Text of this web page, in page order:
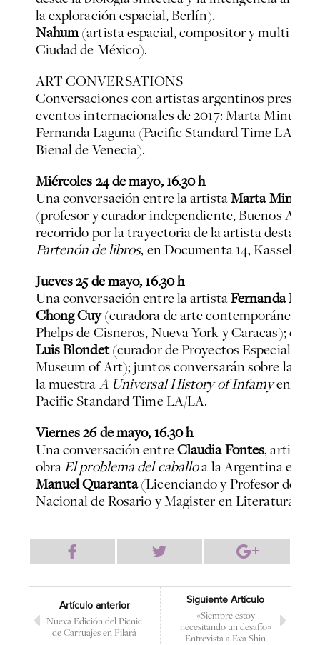
la exploración espacial, Berlín).
Nahum(artista espacial, compositor y multi-
Ciudad de México).
ART CONVERSATIONS
Conversaciones con artistas argentinos
eventos internacionales de 2017: Marta Minujín
Fernanda Laguna (Pacific Standard Time LA/LA)
Bienal de Venecia).
Miércoles 24 de mayo, 16.30 h
Una conversación entre la artistaMarta Minujín
(profesor y curador independiente, Buenos
recorrido por la trayectoria de la artista
Partenón de libros, en Documenta 14, Kassel
Jueves 25 de mayo, 16.30 h
Una conversación entre la artistaFernanda
Chong Cuy(curadora de arte contemporáneo
Phelps de Cisneros, Nueva York y Caracas);
Luis Blondet(curador de Proyectos Especiales
Museum of Art); juntos conversarán sobre la
la muestraA Universal History of Infamyen
Pacific Standard Time LA/LA.
Viernes 26 de mayo, 16.30 h
Una conversación entreClaudia Fontes, artista
obraEl problema del caballoa la Argentina en la
Manuel Quaranta(Licenciando y Profesor de
Nacional de Rosario y Magister en Literatura
Artículo anterior
Nueva Edición del Picnic
de Carruajes en Pilará
Siguiente Artículo
«Siempre estoy
necesitando un desafío»
Entrevista a Eva Shin